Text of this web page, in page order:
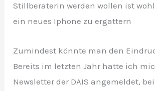
Stillberaterin werden wollen ist
ein neues Iphone zu ergattern
Zumindest könnte man den
Bereits im letzten Jahr hatte ich
Newsletter der DAIS angemeldet,